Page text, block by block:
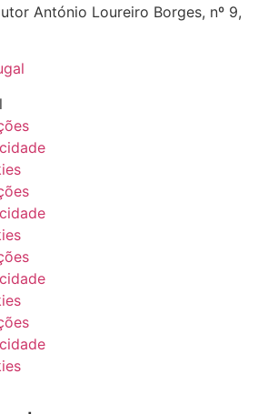
António Loureiro Borges, nº 9,